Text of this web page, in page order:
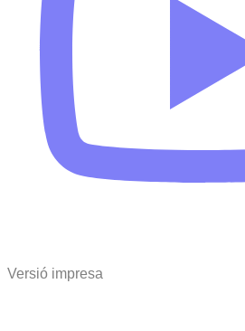
Versió impresa